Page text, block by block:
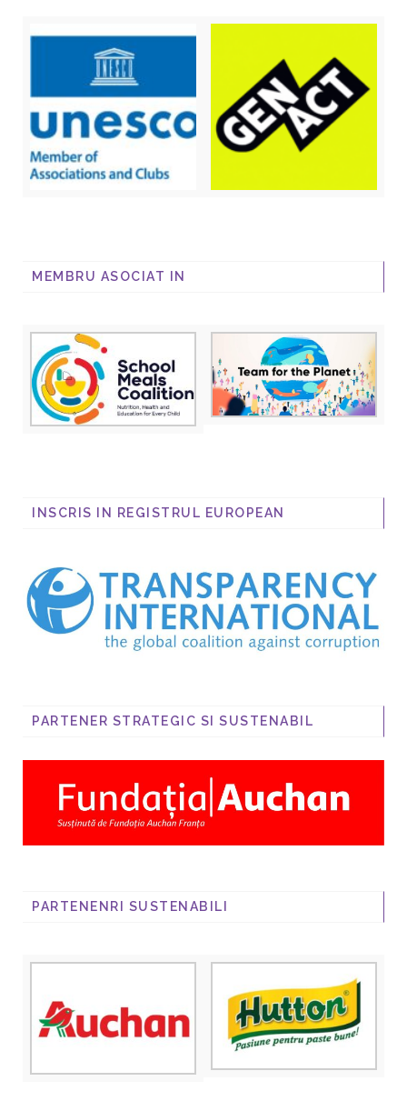
MEMBRU ASOCIAT IN
INSCRIS IN REGISTRUL EUROPEAN
PARTENER STRATEGIC SI SUSTENABIL
PARTENENRI SUSTENABILI